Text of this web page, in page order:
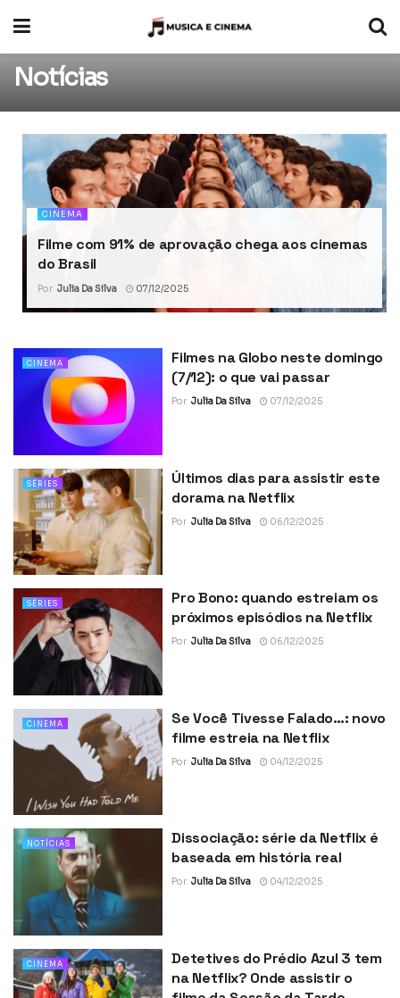
Notícias
CINEMA
Filme com 91% de aprovação chega aos cinemas
do Brasil
Por Julia Da Silva 07/12/2025
CINEMA
Filmes na Globo neste domingo
(7/12): o que vai passar
Por Julia Da Silva 07/12/2025
SÉRIES
Últimos dias para assistir este
dorama na Netflix
Por Julia Da Silva 06/12/2025
SÉRIES
Pro Bono: quando estreiam os
próximos episódios na Netflix
Por Julia Da Silva 06/12/2025
CINEMA
Se Você Tivesse Falado…: novo
filme estreia na Netflix
Por Julia Da Silva 04/12/2025
NOTÍCIAS
Dissociação: série da Netflix é
baseada em história real
Por Julia Da Silva 04/12/2025
CINEMA
Detetives do Prédio Azul 3 tem
na Netflix? Onde assistir o